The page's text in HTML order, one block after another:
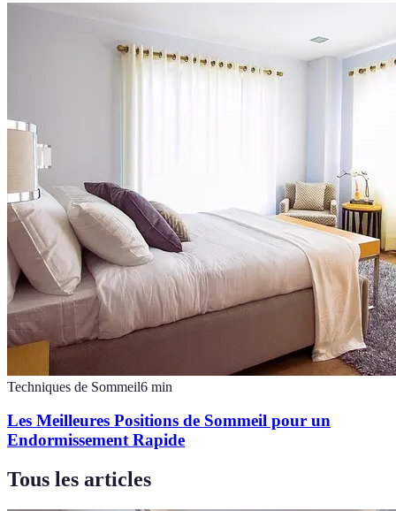
Techniques de Sommeil6 min
Les Meilleures Positions de Sommeil pour un
Endormissement Rapide
Tous les articles